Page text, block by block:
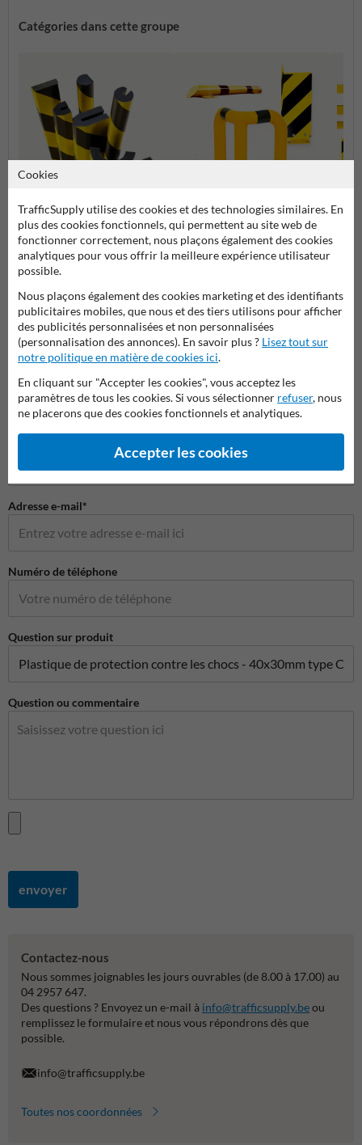
Catégories dans cette groupe
Protection contre les chocs
Protections d'angle et
supports de protection
Poser votre question à ProtectionIndustrielle.be
Nom de l'entreprise
Adresse e-mail*
Numéro de téléphone
Question sur produit
Question ou commentaire
envoyer
Contactez-nous
Nous sommes joignables les jours ouvrables (de 8.00 à 17.00) au
04 2957 647.
Des questions ? Envoyez un e-mail à info@trafficsupply.beou
remplissez le formulaire et nous vous répondrons dès que
possible.
info@trafficsupply.be
Toutes nos coordonnées
Cookies
TrafficSupply utilise des cookies et des technologies similaires. En
plus des cookies fonctionnels, qui permettent au site web de
fonctionner correctement, nous plaçons également des cookies
analytiques pour vous offrir la meilleure expérience utilisateur
possible.
Nous plaçons également des cookies marketing et des identifiants
publicitaires mobiles, que nous et des tiers utilisons pour afficher
des publicités personnalisées et non personnalisées
(personnalisation des annonces). En savoir plus ? Lisez tout sur
notre politique en matière de cookies ici.
En cliquant sur "Accepter les cookies", vous acceptez les
paramètres de tous les cookies. Si vous sélectionner refuser, nous
ne placerons que des cookies fonctionnels et analytiques.
Accepter les cookies